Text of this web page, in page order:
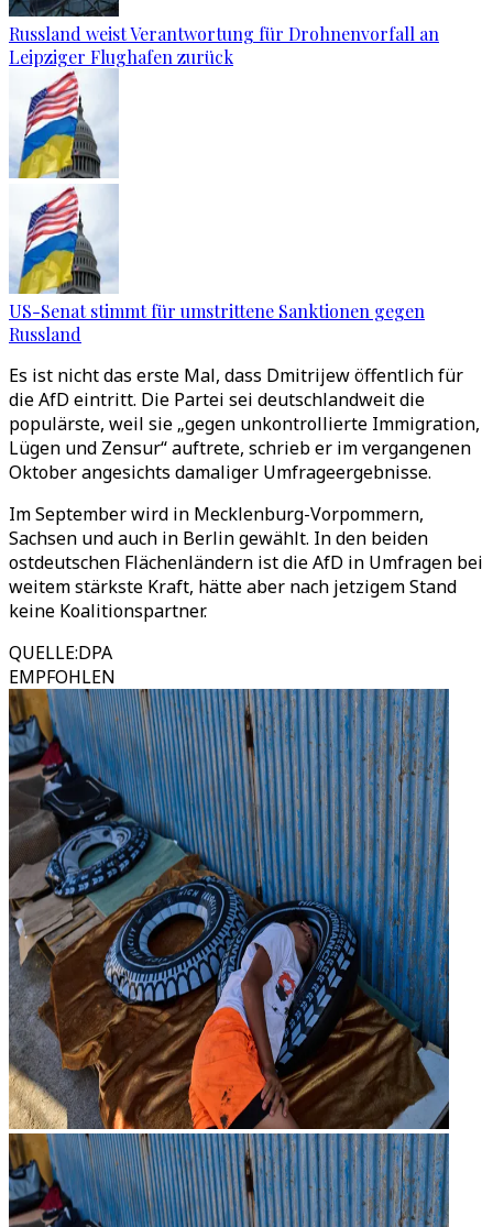
Russland weist Verantwortung für Drohnenvorfall an
Leipziger Flughafen zurück
US-Senat stimmt für umstrittene Sanktionen gegen
Russland
Es ist nicht das erste Mal, dass Dmitrijew öffentlich für
die AfD eintritt. Die Partei sei deutschlandweit die
populärste, weil sie „gegen unkontrollierte Immigration,
Lügen und Zensur“ auftrete, schrieb er im vergangenen
Oktober angesichts damaliger Umfrageergebnisse.
Im September wird in Mecklenburg-Vorpommern,
Sachsen und auch in Berlin gewählt. In den beiden
ostdeutschen Flächenländern ist die AfD in Umfragen bei
weitem stärkste Kraft, hätte aber nach jetzigem Stand
keine Koalitionspartner.
QUELLE:DPA
EMPFOHLEN